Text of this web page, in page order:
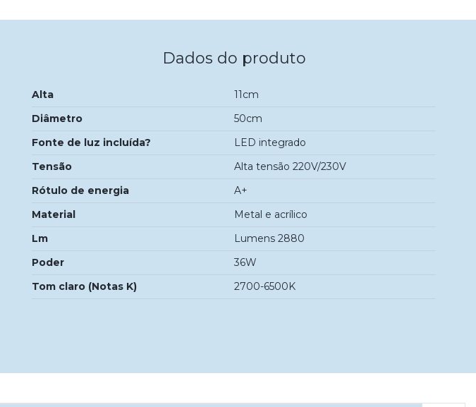
Dados do produto
Alta
11cm
Diâmetro
50cm
Fonte de luz incluída?
LED integrado
Tensão
Alta tensão 220V/230V
Rótulo de energia
A+
Material
Metal e acrílico
Lm
Lumens 2880
Poder
36W
Tom claro (Notas K)
2700-6500K